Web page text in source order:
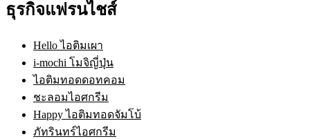
ธุรกิจแฟรนไชส์
Hello ไอติมเผา
i-mochi โมจิญี่ปุ่น
ไอติมทอดดอทคอม
ชะลอมไอศกรีม
Happy ไอติมทอดจัมโบ้
ภัทรินทร์ไอศกรีม